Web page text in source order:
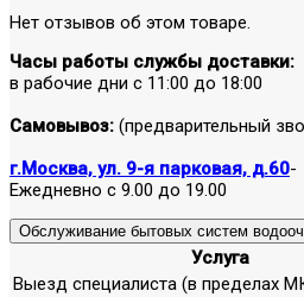
Нет отзывов об этом товаре.
Часы работы службы доставки:
в рабочие дни с 11:00 до 18:00
Самовывоз: (предварительный
г.Москва, ул. 9-я парковая, д.60-
Ежедневно с 9.00 до 19.00
Обслуживание бытовых систем
Услуга
Выезд специалиста (в пределах